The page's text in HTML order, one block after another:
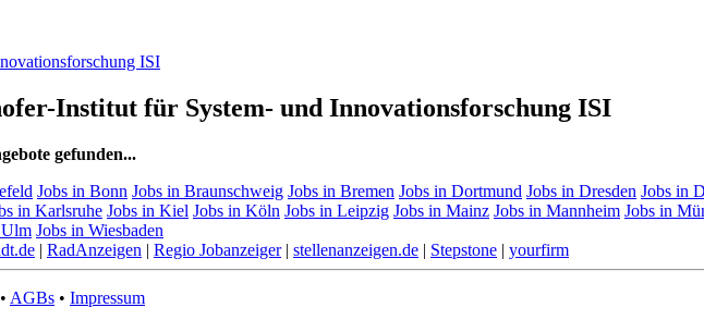
ISI
Institut für System- und Innovationsforschung ISI
gefunden...
Jobs in Bonn Jobs in Braunschweig Jobs in Bremen Jobs in Dortmund Jobs in Dresden Jobs in
in Karlsruhe Jobs in Kiel Jobs in Köln Jobs in Leipzig Jobs in Mainz Jobs in Mannheim Jobs in
Ulm Jobs in Wiesbaden
| RadAnzeigen | Regio Jobanzeiger| stellenanzeigen.de | Stepstone | yourfirm
• AGBs • Impressum